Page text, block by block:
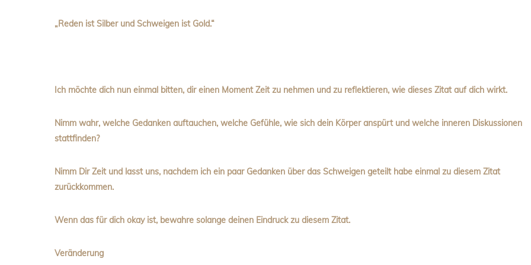
„Reden ist Silber und Schweigen ist Gold.“
Ich möchte dich nun einmal bitten, dir einen Moment Zeit zu nehmen und zu reflektieren, wie dieses Zitat auf dich wirkt.
Nimm wahr, welche Gedanken auftauchen, welche Gefühle, wie sich dein Körper anspürt und welche inneren Diskussionen
stattfinden?
Nimm Dir Zeit und lasst uns, nachdem ich ein paar Gedanken über das Schweigen geteilt habe einmal zu diesem Zitat
zurückkommen.
Wenn das für dich okay ist, bewahre solange deinen Eindruck zu diesem Zitat.
Veränderung